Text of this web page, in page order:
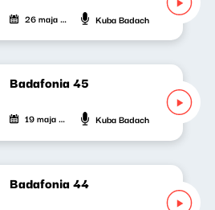
26 maja 2021 Kuba Badach
Badafonia 45
19 maja 2021 Kuba Badach
Badafonia 44